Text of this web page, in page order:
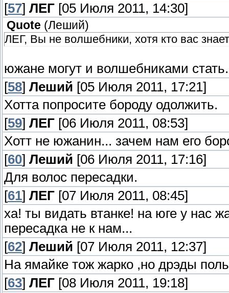
[57] ЛЕГ [05 Июля 2011, 14:30]
Quote (Леший)
ЛЕГ, Вы не волшебники, хотя кто вас
южане могут и волшебниками
[58] Леший [05 Июля 2011, 17:21]
Хотта попросите бороду одолжить.
[59] ЛЕГ [06 Июля 2011, 08:53]
Хотт не южанин... зачем нам его
[60] Леший [06 Июля 2011, 17:16]
Для волос пересадки.
[61] ЛЕГ [07 Июля 2011, 08:45]
ха! ты видать втанке! на юге у нас
пересадка не к нам...
[62] Леший [07 Июля 2011, 12:37]
На ямайке тож жарко ,но дрэды
[63] ЛЕГ [08 Июля 2011, 19:18]